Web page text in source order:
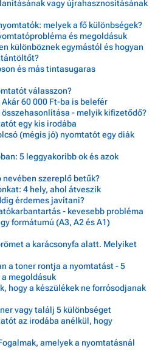
vagy újrahasznosításának
melyek a fő különbségek?
és megoldásuk
különböznek egymástól és hogyan
és más tintasugaras
válasszon?
60 000 Ft-ba is belefér
- melyik kifizetődő?
egy kis irodába
(mégis jó) nyomtatót egy diák
5 leggyakoribb ok és azok
szereplő betűk?
4 hely, ahol átveszik
érdemes javítani?
- kevesebb probléma
formátumú (A3, A2 és A1)
a karácsonyfa alatt. Melyiket
a toner rontja a nyomtatást - 5
megoldásuk
hogy a készülékek ne forrósodjanak
vagy találj 5 különbséget
az irodába anélkül, hogy
amelyek a nyomtatásnál